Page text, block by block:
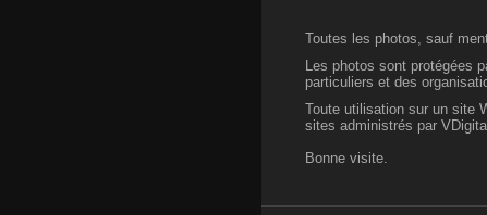
Toutes les photos, sauf
Les photos sont protégées
particuliers et des
Toute utilisation sur un site
sites administrés par
Bonne visite.